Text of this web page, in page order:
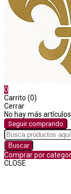
0
Carrito (0)
Cerrar
No hay más
Seguir comprando
Buscar
Comprar por
CLOSE